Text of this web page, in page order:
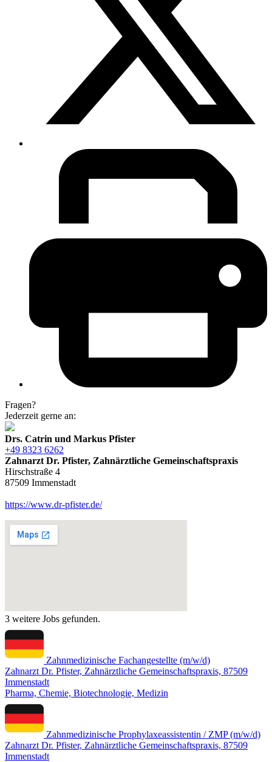
Fragen?
Jederzeit gerne an:
Drs. Catrin und Markus Pfister
+49 8323 6262
Zahnarzt Dr. Pfister, Zahnärztliche Gemeinschaftspraxis
Hirschstraße 4
87509 Immenstadt
https://www.dr-pfister.de/
3 weitere Jobs gefunden.
Zahnmedizinische Fachangestellte (m/w/d)
Zahnarzt Dr. Pfister, Zahnärztliche Gemeinschaftspraxis, 87509
Immenstadt
Pharma, Chemie, Biotechnologie, Medizin
Zahnmedizinische Prophylaxeassistentin / ZMP (m/w/d)
Zahnarzt Dr. Pfister, Zahnärztliche Gemeinschaftspraxis, 87509
Immenstadt